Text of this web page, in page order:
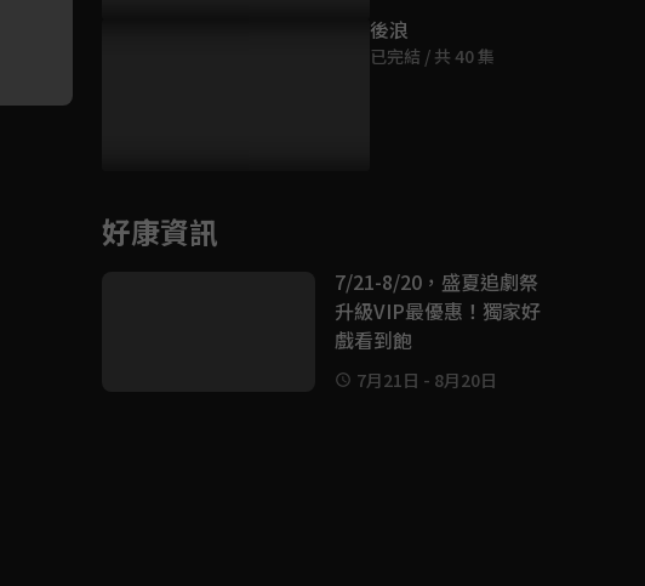
後浪
已完結 / 共 40 集
好康資訊
7/21-8/20，盛夏追劇祭
升級VIP最優惠！獨家好
戲看到飽
7月21日 - 8月20日